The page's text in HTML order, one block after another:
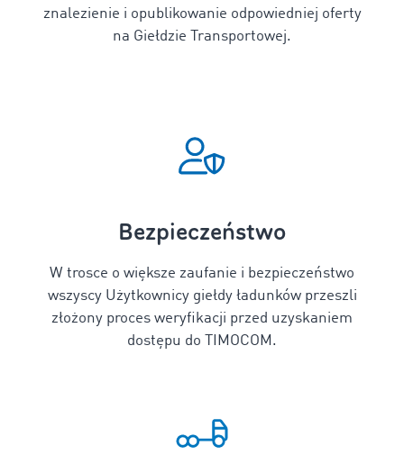
znalezienie i opublikowanie odpowiedniej oferty
na Giełdzie Transportowej.
Bezpieczeństwo
W trosce o większe zaufanie i bezpieczeństwo
wszyscy Użytkownicy giełdy ładunków przeszli
złożony proces weryfikacji przed uzyskaniem
dostępu do TIMOCOM.